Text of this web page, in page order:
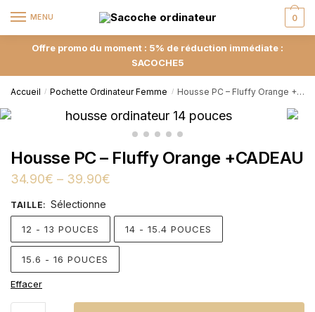
MENU 0
Offre promo du moment : 5% de réduction immédiate :
SACOCHE5
Accueil / Pochette Ordinateur Femme / Housse PC – Fluffy Orange +CADEAU
Housse PC – Fluffy Orange +CADEAU
34.90€ – 39.90€
TAILLE: Sélectionne
12 - 13 POUCES 14 - 15.4 POUCES
15.6 - 16 POUCES
Effacer